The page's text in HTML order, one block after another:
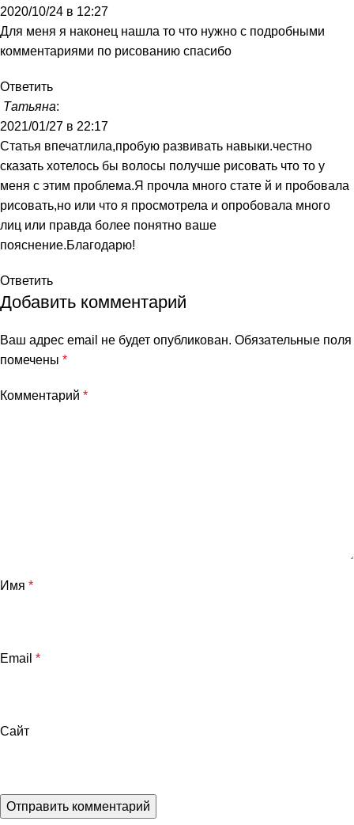
2020/10/24 в 12:27
Для меня я наконец нашла то что нужно с подробными
комментариями по рисованию спасибо
Ответить
Татьяна:
2021/01/27 в 22:17
Статья впечатлила,пробую развивать навыки.честно
сказать хотелось бы волосы получше рисовать что то у
меня с этим проблема.Я прочла много стате й и пробовала
рисовать,но или что я просмотрела и опробовала много
лиц или правда более понятно ваше
пояснение.Благодарю!
Ответить
Добавить комментарий
Ваш адрес email не будет опубликован. Обязательные поля
помечены *
Комментарий *
Имя *
Email *
Сайт